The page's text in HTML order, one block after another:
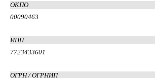
ОКПО
00090463
ИНН
7723433601
ОГРН / ОГРНИП